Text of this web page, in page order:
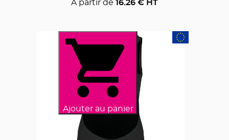
A partir de 16.26 € HT
Ajouter au panier